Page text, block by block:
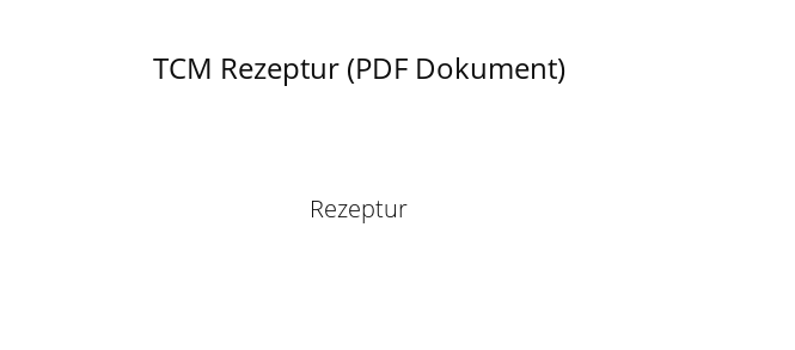
TCM Rezeptur (PDF Dokument)
Rezeptur